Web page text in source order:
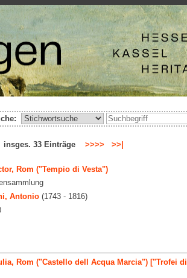
insges. 33 Einträge >>>> >>|
Rom ("Tempio di Vesta")
Antonio(1743 - 1816)
Rom ("Castello dell Acqua Marcia") ["Trofei di